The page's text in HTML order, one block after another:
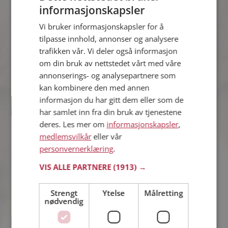
Ivar
Søker kvinne 28 - 56 år
Om ett minutt kan du være medlem på
Møteplassen, og se om Ivar er
drømmende eller praktisk! Det er
lettere å finne kjærligheten på nettet!
38 år fra Arendal i Agder
Søker mann 37 - 45 år
Liker du å reise? Det gjør kanskje
Sandra også. Bli medlem nå for å finne
spennende fakta.
informasjonskapsler
Vi bruker informasjonskapsler for å
tilpasse innhold, annonser og analysere
trafikken vår. Vi deler også informasjon
om din bruk av nettstedet vårt med våre
annonserings- og analysepartnere som
kan kombinere den med annen
informasjon du har gitt dem eller som de
har samlet inn fra din bruk av tjenestene
deres. Les mer om informasjonskapsler,
medlemsvilkåreller vår
personvernerklæring.
VIS ALLE PARTNERE(1913) →
Strengt
nødvendig
Ytelse Målretting